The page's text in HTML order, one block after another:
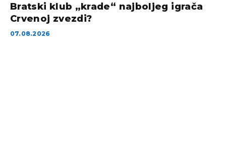
Bratski klub „krade“ najboljeg igrača
Crvenoj zvezdi?
07.08.2026